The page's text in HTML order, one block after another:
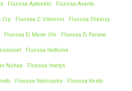
Flunssa Apteekki Flunssa Avanto
Crp Flunssa C Vitamiini Flunssa Ehkäisy
Flunssa Ei Mene Ohi Flunssa Ei Parane
Flunssa Ihottuma
Nuhaa Flunssa Imetys
Flunssa Itämisaika Flunssa Kesto